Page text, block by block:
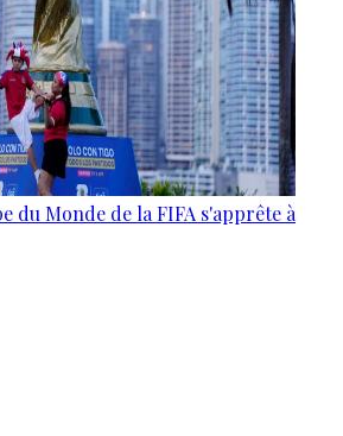
du Monde de la FIFA s'apprête à